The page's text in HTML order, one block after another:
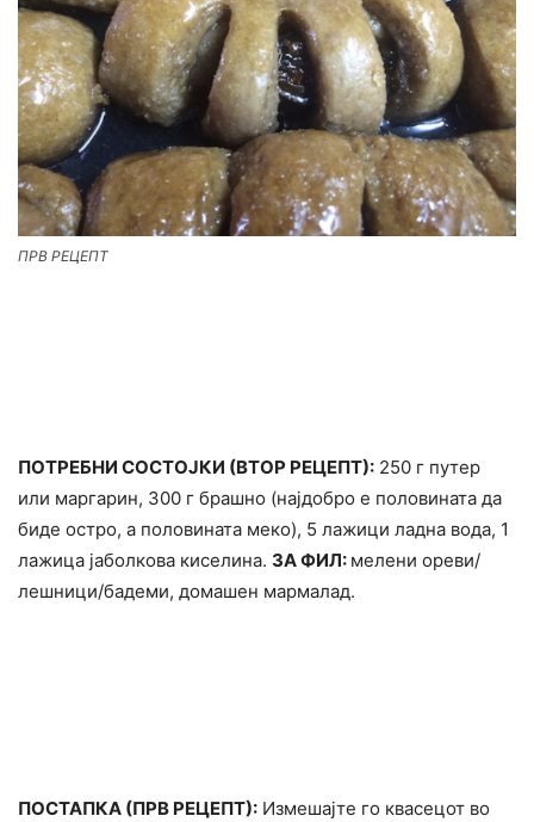
ПРВ РЕЦЕПТ
ПОТРЕБНИ СОСТОЈКИ (ВТОР РЕЦЕПТ): 250 г путер
или маргарин, 300 г брашно (најдобро е половината да
биде остро, а половината меко), 5 лажици ладна вода, 1
лажица јаболкова киселина. ЗА ФИЛ: мелени ореви/
лешници/бадеми, домашен мармалад.
ПОСТАПКА (ПРВ РЕЦЕПТ): Измешајте го квасецот во